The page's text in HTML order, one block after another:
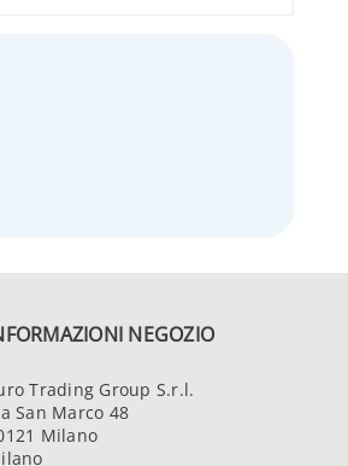
NEGOZIO
Trading Group S.r.l.
San Marco 48
Milano